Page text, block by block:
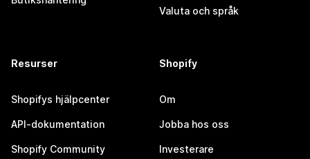
Valuta och språk
Resurser
Shopifys hjälpcenter
API-dokumentation
Shopify Community
Shopify
Om
Jobba hos oss
Investerare